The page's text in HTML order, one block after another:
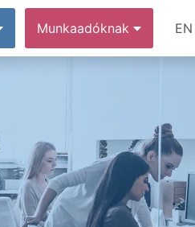
Munkaadóknak EN